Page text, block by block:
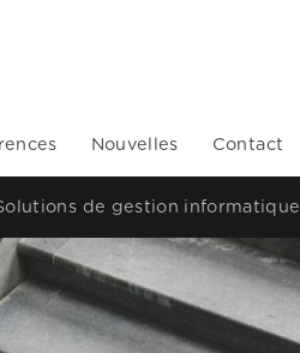
Nouvelles Contact
de gestion informatique